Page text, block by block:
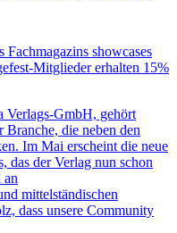
Fachmagazins showcases
Mitglieder erhalten 15%
Verlags-GmbH, gehört
Branche, die neben den
Im Mai erscheint die neue
das der Verlag nun schon
an
mittelständischen
dass unsere Community